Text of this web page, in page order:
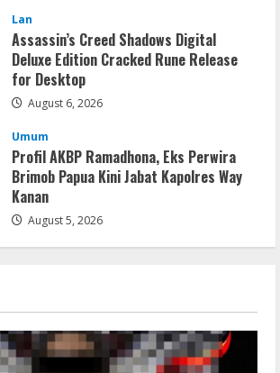
Lan
Assassin’s Creed Shadows Digital
Deluxe Edition Cracked Rune Release
for Desktop
August 6, 2026
Umum
Profil AKBP Ramadhona, Eks Perwira
Brimob Papua Kini Jabat Kapolres Way
Kanan
August 5, 2026